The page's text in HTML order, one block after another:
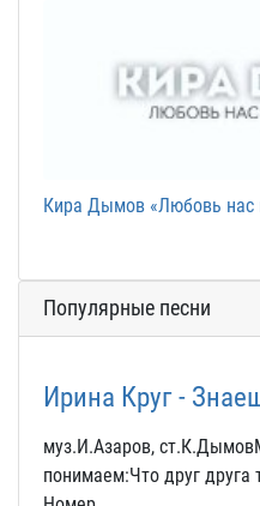
Кира Дымов «Любовь нас
Популярные песни
Ирина Круг -
муз.И.Азаров,
понимаем:Что друг друга